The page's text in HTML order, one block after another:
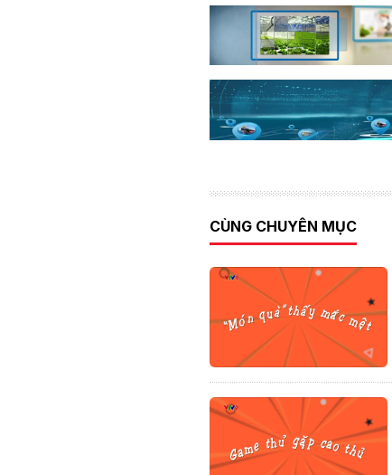
CÙNG CHUYÊN MỤC